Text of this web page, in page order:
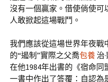
沒有一個贏家。借使倘使可
人敢掀起這場戰鬥。
我們應該從這場世界年夜戰
的“遏制”實際之父喬包養 治
在他1984年出書的《宿命同
一書中作出了答覆：自認為